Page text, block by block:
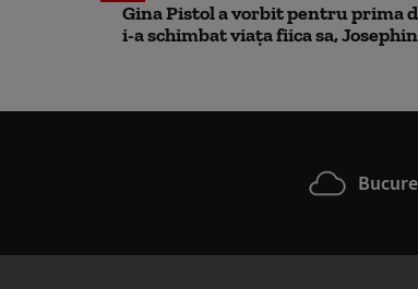
Gina Pistol a vorbit pentru prima
i-a schimbat viața fiica sa,